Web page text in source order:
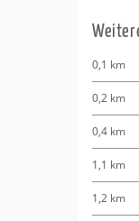
0,1 km
0,2 km
0,4 km
1,1 km
1,2 km